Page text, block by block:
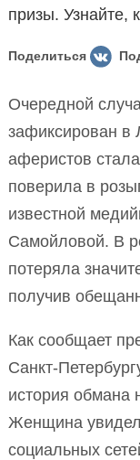
призы. Узнайте,
Поделиться
Очередной
зафиксирован в
аферистов
поверила в
известной
Самойловой. В
потеряла
получив
Как сообщает
Санкт-
история обмана
Женщина
социальных